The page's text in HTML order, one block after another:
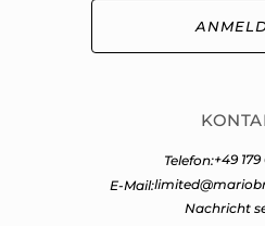
Telefon:+49
E-Mail:
Nachricht